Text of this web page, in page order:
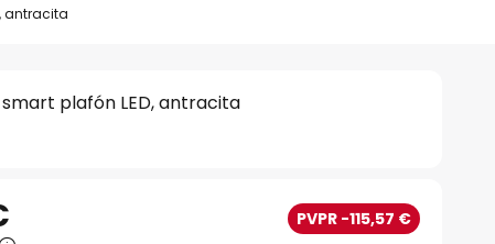
antracita
smart plafón LED, antracita
PVPR -115,57 €